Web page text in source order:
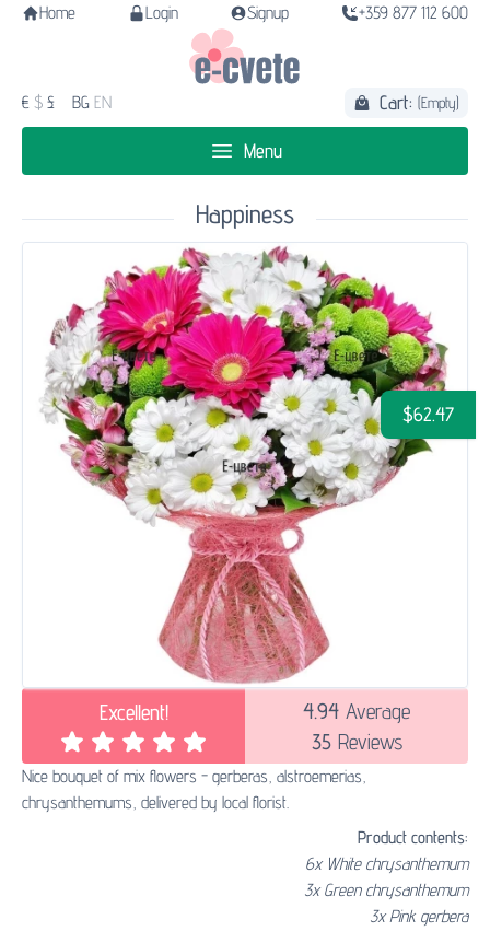
Home Login Signup +359 877 112 600
€ $ £ BG EN Cart: (Empty)
Menu
Happiness
$62.47
Excellent! 4.94 Average
35Reviews
Nice bouquet of mix flowers - gerberas, alstroemerias,
chrysanthemums, delivered by local florist.
Product contents:
6x White chrysanthemum
3x Green chrysanthemum
3x Pink gerbera